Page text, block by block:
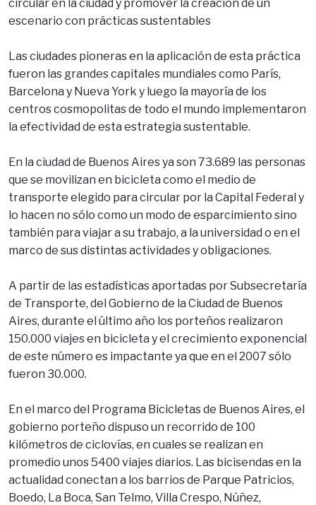
circular en la ciudad y promover la creación de un
escenario con prácticas sustentables
Las ciudades pioneras en la aplicación de esta práctica
fueron las grandes capitales mundiales como París,
Barcelona y Nueva York y luego la mayoría de los
centros cosmopolitas de todo el mundo implementaron
la efectividad de esta estrategia sustentable.
En la ciudad de Buenos Aires ya son 73.689 las personas
que se movilizan en bicicleta como el medio de
transporte elegido para circular por la Capital Federal y
lo hacen no sólo como un modo de esparcimiento sino
también para viajar a su trabajo, a la universidad o en el
marco de sus distintas actividades y obligaciones.
A partir de las estadísticas aportadas por Subsecretaría
de Transporte, del Gobierno de la Ciudad de Buenos
Aires, durante el último año los porteños realizaron
150.000 viajes en bicicleta y el crecimiento exponencial
de este número es impactante ya que en el 2007 sólo
fueron 30.000.
En el marco del Programa Bicicletas de Buenos Aires, el
gobierno porteño dispuso un recorrido de 100
kilómetros de ciclovías, en cuales se realizan en
promedio unos 5400 viajes diarios. Las bicisendas en la
actualidad conectan a los barrios de Parque Patricios,
Boedo, La Boca, San Telmo, Villa Crespo, Núñez,